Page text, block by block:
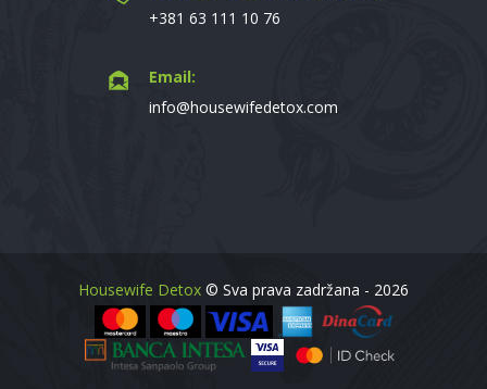
+381 63 111 10 76
Email:
info@housewifedetox.com
Housewife Detox © Sva prava zadržana - 2026